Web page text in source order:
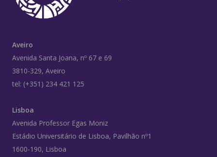
Aveiro
Avenida Santa Joana, nº 67 e 69
3810-329, Aveiro
tel: (+351) 234 421 125
Lisboa
Avenida Professor Egas Moniz
Estádio Universitário de Lisboa, Pavilhão nº1
1600-190, Lisboa